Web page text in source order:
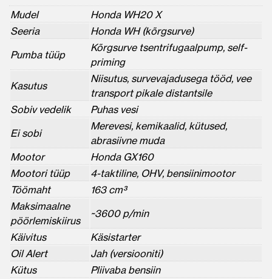
Mudel
Honda WH20 X
Seeria
Honda WH (kõrgsurve)
Pumba tüüp
Kõrgsurve tsentrifugaalpump, self-
priming
Kasutus
Niisutus, survevajadusega tööd, vee
transport pikale distantsile
Sobiv vedelik
Puhas vesi
Ei sobi
Merevesi, kemikaalid, kütused,
abrasiivne muda
Mootor
Honda GX160
Mootori tüüp
4-taktiline, OHV, bensiinimootor
Töömaht
163 cm³
Maksimaalne
pöörlemiskiirus
~3600 p/min
Käivitus
Käsistarter
Oil Alert
Jah (versiooniti)
Kütus
Pliivaba bensiin